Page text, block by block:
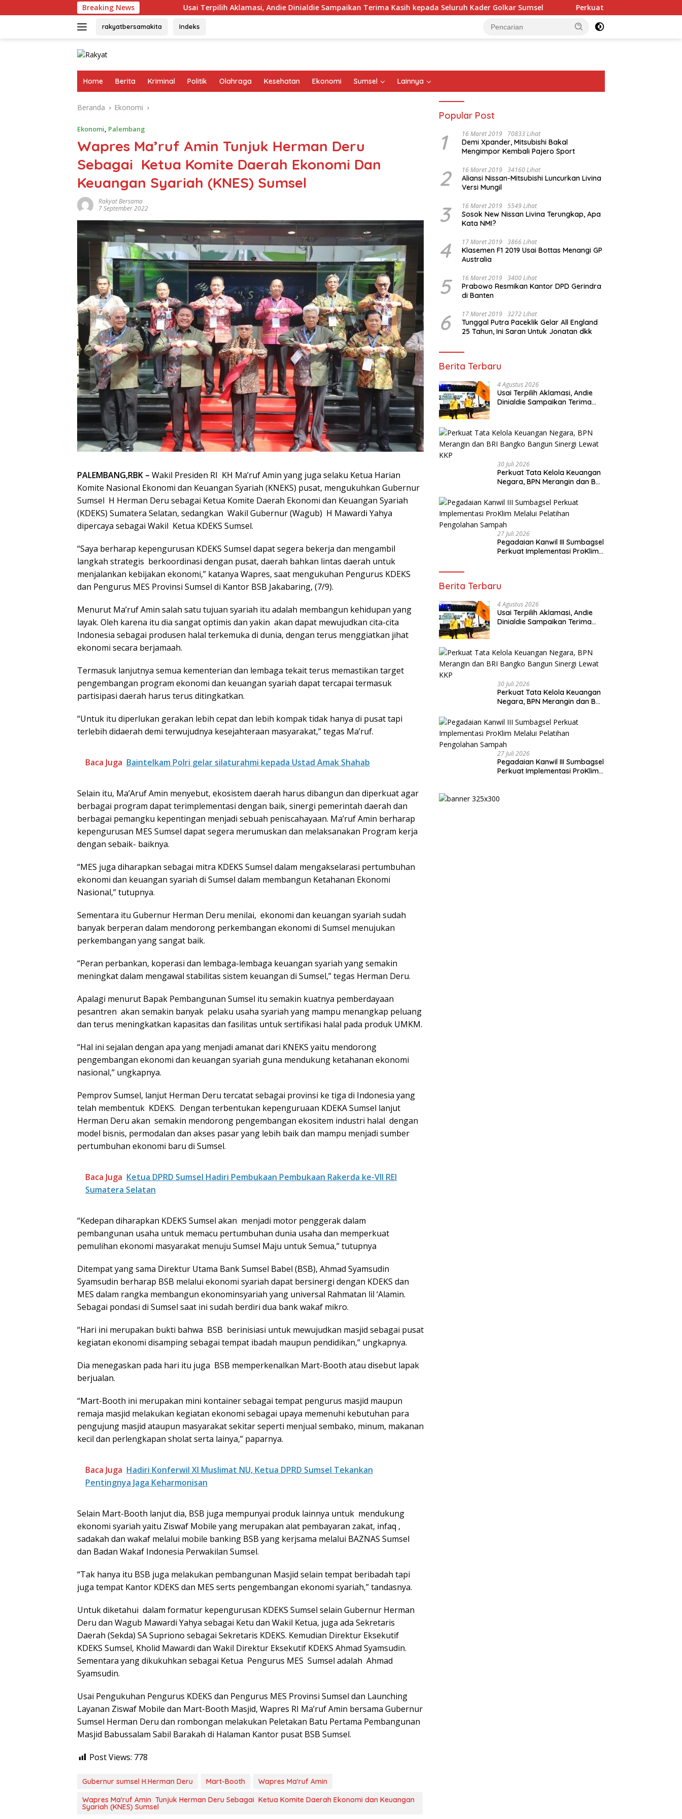
ke
Breaking NewsUsai Terpilih Aklamasi, Andie Dinialdie Sampaikan Terima Kasih kepada Seluruh Kader Golkar Sumsel Perkuat Tata Kelola Keuangan Negara, BPN
rakyatbersamakita Indeks
Home Berita Kriminal Politik Olahraga Kesehatan Ekonomi Sumsel Lainnya
Beranda Ekonomi
Ekonomi, Palembang
Wapres Ma’ruf Amin Tunjuk Herman Deru
Sebagai Ketua Komite Daerah Ekonomi Dan
Keuangan Syariah (KNES) Sumsel
Rakyat Bersama
7 September 2022
PALEMBANG,RBK – Wakil Presiden RI KH Ma’ruf Amin yang juga selaku Ketua Harian
Komite Nasional Ekonomi dan Keuangan Syariah (KNEKS) pusat, mengukuhkan Gubernur
Sumsel H Herman Deru sebagai Ketua Komite Daerah Ekonomi dan Keuangan Syariah
(KDEKS) Sumatera Selatan, sedangkan Wakil Gubernur (Wagub) H Mawardi Yahya
dipercaya sebagai Wakil Ketua KDEKS Sumsel.
“Saya berharap kepengurusan KDEKS Sumsel dapat segera bekerja dan mengambil
langkah strategis berkoordinasi dengan pusat, daerah bahkan lintas daerah untuk
menjalankan kebijakan ekonomi,” katanya Wapres, saat mengukuhan Pengurus KDEKS
dan Pengurus MES Provinsi Sumsel di Kantor BSB Jakabaring, (7/9).
Menurut Ma’ruf Amin salah satu tujuan syariah itu adalah membangun kehidupan yang
layak. Oleh karena itu dia sangat optimis dan yakin akan dapat mewujudkan cita-cita
Indonesia sebagai produsen halal terkemuka di dunia, dengan terus menggiatkan jihat
ekonomi secara berjamaah.
Termasuk lanjutnya semua kementerian dan lembaga tekait terus memastikan target
pengembangan program ekonomi dan keuangan syariah dapat tercapai termasuk
partisipasi daerah harus terus ditingkatkan.
“Untuk itu diperlukan gerakan lebih cepat dan lebih kompak tidak hanya di pusat tapi
terlebih didaerah demi terwujudnya kesejahteraan masyarakat,” tegas Ma’ruf.
Baca Juga Baintelkam Polri gelar silaturahmi kepada Ustad Amak Shahab
Selain itu, Ma’Aruf Amin menyebut, ekosistem daerah harus dibangun dan diperkuat agar
berbagai program dapat terimplementasi dengan baik, sinergi pemerintah daerah dan
berbagai pemangku kepentingan menjadi sebuah peniscahayaan. Ma’ruf Amin berharap
kepengurusan MES Sumsel dapat segera merumuskan dan melaksanakan Program kerja
dengan sebaik- baiknya.
“MES juga diharapkan sebagai mitra KDEKS Sumsel dalam mengakselarasi pertumbuhan
ekonomi dan keuangan syariah di Sumsel dalam membangun Ketahanan Ekonomi
Nasional,” tutupnya.
Sementara itu Gubernur Herman Deru menilai, ekonomi dan keuangan syariah sudah
banyak berperan dalam mendorong perkembangan ekonomi di Sumsel menujukan
perkembangan yang sangat baik.
“Peran perbankan, koperasi dan lembaga-lembaga keuangan syariah yang semakin
meningkat dalam mengawal stabilitas sistem keuangan di Sumsel,” tegas Herman Deru.
Apalagi menurut Bapak Pembangunan Sumsel itu semakin kuatnya pemberdayaan
pesantren akan semakin banyak pelaku usaha syariah yang mampu menangkap peluang
dan terus meningkatkan kapasitas dan fasilitas untuk sertifikasi halal pada produk UMKM.
“Hal ini sejalan dengan apa yang menjadi amanat dari KNEKS yaitu mendorong
pengembangan ekonomi dan keuangan syariah guna mendukung ketahanan ekonomi
nasional,” ungkapnya.
Pemprov Sumsel, lanjut Herman Deru tercatat sebagai provinsi ke tiga di Indonesia yang
telah membentuk KDEKS. Dengan terbentukan kepenguruaan KDEKA Sumsel lanjut
Herman Deru akan semakin mendorong pengembangan ekositem industri halal dengan
model bisnis, permodalan dan akses pasar yang lebih baik dan mampu menjadi sumber
pertumbuhan ekonomi baru di Sumsel.
Baca Juga Ketua DPRD Sumsel Hadiri Pembukaan Pembukaan Rakerda ke-VII REI
Sumatera Selatan
“Kedepan diharapkan KDEKS Sumsel akan menjadi motor penggerak dalam
pembangunan usaha untuk memacu pertumbuhan dunia usaha dan memperkuat
pemulihan ekonomi masyarakat menuju Sumsel Maju untuk Semua,” tutupnya
Ditempat yang sama Direktur Utama Bank Sumsel Babel (BSB), Ahmad Syamsudin
Syamsudin berharap BSB melalui ekonomi syariah dapat bersinergi dengan KDEKS dan
MES dalam rangka membangun ekonominsyariah yang universal Rahmatan lil ‘Alamin.
Sebagai pondasi di Sumsel saat ini sudah berdiri dua bank wakaf mikro.
“Hari ini merupakan bukti bahwa BSB berinisiasi untuk mewujudkan masjid sebagai pusat
kegiatan ekonomi disamping sebagai tempat ibadah maupun pendidikan,” ungkapnya.
Dia menegaskan pada hari itu juga BSB memperkenalkan Mart-Booth atau disebut lapak
berjualan.
“Mart-Booth ini merupakan mini kontainer sebagai tempat pengurus masjid maupun
remaja masjid melakukan kegiatan ekonomi sebagai upaya memenuhi kebutuhan para
pengujung masjid ataupun masyarakat sekitar seperti menjual sembako, minum, makanan
kecil dan perlengkapan sholat serta lainya,” paparnya.
Baca Juga Hadiri Konferwil XI Muslimat NU, Ketua DPRD Sumsel Tekankan
Pentingnya Jaga Keharmonisan
Selain Mart-Booth lanjut dia, BSB juga mempunyai produk lainnya untuk mendukung
ekonomi syariah yaitu Ziswaf Mobile yang merupakan alat pembayaran zakat, infaq ,
sadakah dan wakaf melalui mobile banking BSB yang kerjsama melalui BAZNAS Sumsel
dan Badan Wakaf Indonesia Perwakilan Sumsel.
“Tak hanya itu BSB juga melakukan pembangunan Masjid selain tempat beribadah tapi
juga tempat Kantor KDEKS dan MES serts pengembangan ekonomi syariah,” tandasnya.
Untuk diketahui dalam formatur kepengurusan KDEKS Sumsel selain Gubernur Herman
Deru dan Wagub Mawardi Yahya sebagai Ketu dan Wakil Ketua, juga ada Sekretaris
Daerah (Sekda) SA Supriono sebagai Sekretaris KDEKS. Kemudian Direktur Eksekutif
KDEKS Sumsel, Kholid Mawardi dan Wakil Direktur Eksekutif KDEKS Ahmad Syamsudin.
Sementara yang dikukuhkan sebagai Ketua Pengurus MES Sumsel adalah Ahmad
Syamsudin.
Usai Pengukuhan Pengurus KDEKS dan Pengurus MES Provinsi Sumsel dan Launching
Layanan Ziswaf Mobile dan Mart-Booth Masjid, Wapres RI Ma’ruf Amin bersama Gubernur
Sumsel Herman Deru dan rombongan melakukan Peletakan Batu Pertama Pembangunan
Masjid Babussalam Sabil Barakah di Halaman Kantor pusat BSB Sumsel.
Post Views: 778
Gubernur sumsel H.Herman Deru Mart-Booth
Wapres Ma'ruf Amin
Wapres Ma'ruf Amin Tunjuk Herman Deru Sebagai Ketua Komite Daerah Ekonomi dan Keuangan
Syariah (KNES) Sumsel
Popular Post
1 16 Maret 2019 70833 Lihat
Demi Xpander, Mitsubishi Bakal
Mengimpor Kembali Pajero Sport
2 16 Maret 2019 34160 Lihat
Aliansi Nissan-Mitsubishi Luncurkan Livina
Versi Mungil
3 16 Maret 2019 5549 Lihat
Sosok New Nissan Livina Terungkap, Apa
Kata NMI?
4 17 Maret 2019 3866 Lihat
Klasemen F1 2019 Usai Bottas Menangi GP
Australia
5 16 Maret 2019 3400 Lihat
Prabowo Resmikan Kantor DPD Gerindra
di Banten
6 17 Maret 2019 3272 Lihat
Tunggal Putra Paceklik Gelar All England
25 Tahun, Ini Saran Untuk Jonatan dkk
Berita Terbaru
4 Agustus 2026
Usai Terpilih Aklamasi, Andie
Dinialdie Sampaikan Terima
30 Juli 2026
Perkuat Tata Kelola Keuangan
Negara, BPN Merangin dan BRI
KKP
27 Juli 2026
Pegadaian Kanwil III Sumbagsel
Perkuat Implementasi ProKlim
Berita Terbaru
4 Agustus 2026
Usai Terpilih Aklamasi, Andie
Dinialdie Sampaikan Terima
30 Juli 2026
Perkuat Tata Kelola Keuangan
Negara, BPN Merangin dan BRI
KKP
27 Juli 2026
Pegadaian Kanwil III Sumbagsel
Perkuat Implementasi ProKlim